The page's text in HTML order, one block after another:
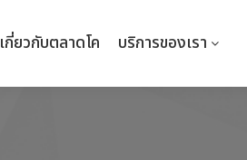
เกี่ยวกับตลาดโค บริการของเรา
เกี่ยวกับตลาดโค บริการของเรา